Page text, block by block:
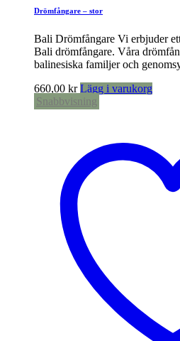
Drömfångare – stor
Bali Drömfångare Vi erbjuder
Bali drömfångare. Våra
balinesiska familjer och
660,00 kr Lägg i varukorg
Snabbvisning